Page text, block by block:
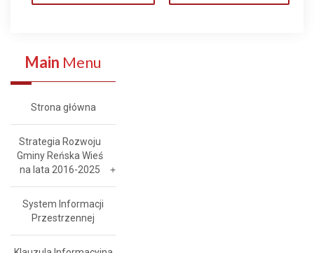
Main Menu
Strona główna
Strategia Rozwoju
Gminy Reńska Wieś
na lata 2016-2025
System Informacji
Przestrzennej